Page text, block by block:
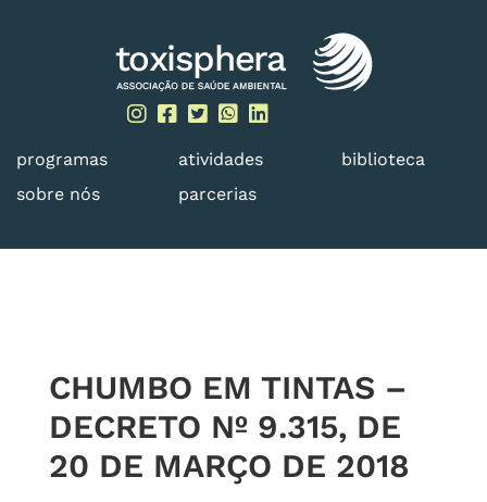
programas atividades
biblioteca
sobre nós
parcerias
CHUMBO EM TINTAS –
DECRETO Nº 9.315, DE
20 DE MARÇO DE 2018